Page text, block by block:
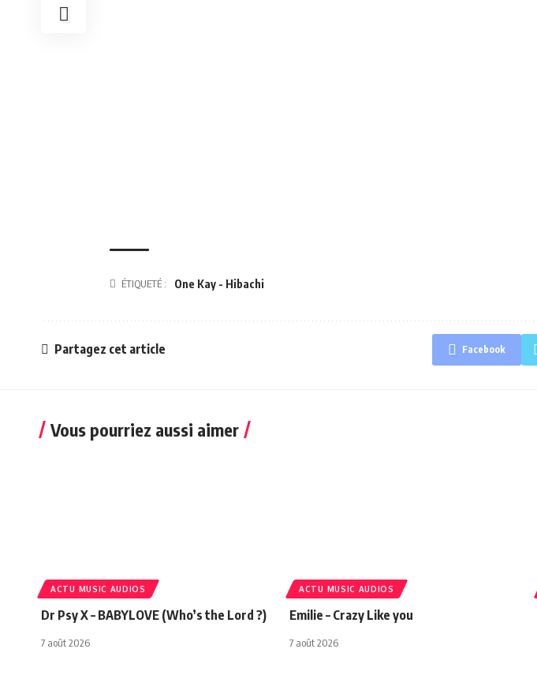
ÉTIQUETÉ : One Kay - Hibachi
Partagez cet article Facebook
Vous pourriez aussi aimer
ACTU MUSIC AUDIOS
Dr Psy X – BABYLOVE (Who’s the Lord ?)
7 août 2026
ACTU MUSIC AUDIOS
Emilie – Crazy Like you
7 août 2026